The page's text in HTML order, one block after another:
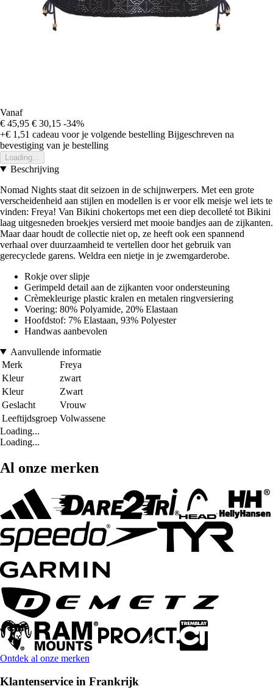
Vanaf
€ 45,95 € 30,15 -34%
+€ 1,51 cadeau voor je volgende bestelling Bijgeschreven na
bevestiging van je bestelling
Loading...
Beschrijving
Nomad Nights staat dit seizoen in de schijnwerpers. Met een grote
verscheidenheid aan stijlen en modellen is er voor elk meisje wel iets te
vinden: Freya! Van Bikini chokertops met een diep decolleté tot Bikini
laag uitgesneden broekjes versierd met mooie bandjes aan de zijkanten.
Maar daar houdt de collectie niet op, ze heeft ook een spannend
verhaal over duurzaamheid te vertellen door het gebruik van
gerecyclede garens. Weldra een nietje in je zwemgarderobe.
Rokje over slipje
Gerimpeld detail aan de zijkanten voor ondersteuning
Crèmekleurige plastic kralen en metalen ringversiering
Voering: 80% Polyamide, 20% Elastaan
Hoofdstof: 7% Elastaan, 93% Polyester
Handwas aanbevolen
Aanvullende informatie
Merk
Freya
Kleur
zwart
Kleur
Zwart
Geslacht
Vrouw
Leeftijdsgroep Volwassene
Loading...
Loading...
Al onze merken
Ontdek al onze merken
Klantenservice in Frankrijk